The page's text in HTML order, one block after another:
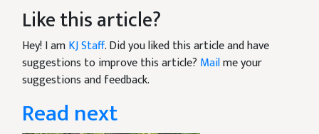
Like this article?
Hey! I amKJ Staff. Did you liked this article and have
suggestions to improve this article? Mailme your
suggestions and feedback.
Read next